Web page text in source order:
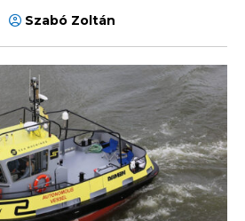
Szabó Zoltán